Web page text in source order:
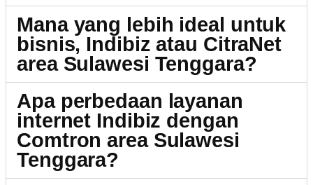
Mana yang lebih ideal untuk
bisnis, Indibiz atau CitraNet
area Sulawesi Tenggara?
Apa perbedaan layanan
internet Indibiz dengan
Comtron area Sulawesi
Tenggara?